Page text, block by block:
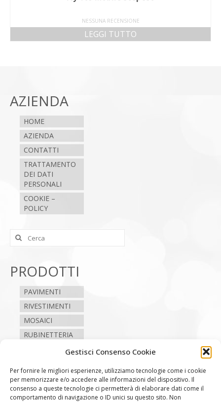
Gestisci Consenso Cookie
Per fornire le migliori esperienze, utilizziamo tecnologie come i cookie
per memorizzare e/o accedere alle informazioni del dispositivo. Il
consenso a queste tecnologie ci permetterà di elaborare dati come il
comportamento di navigazione o ID unici su questo sito. Non
NESSUNA RECENSIONE
LEGGI TUTTO
AZIENDA
HOME
AZIENDA
CONTATTI
TRATTAMENTO
DEI DATI
PERSONALI
COOKIE –
POLICY
Cerca:
PRODOTTI
PAVIMENTI
RIVESTIMENTI
MOSAICI
RUBINETTERIA
SEGUICI